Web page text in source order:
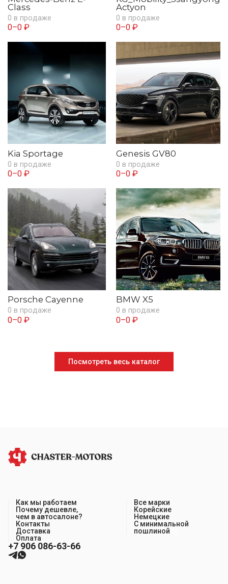
Class
0 в продаже
0–0 ₽
Actyon
0 в продаже
0–0 ₽
Kia Sportage
0 в продаже
0–0 ₽
Genesis GV80
0 в продаже
0–0 ₽
Porsche Cayenne
0 в продаже
0–0 ₽
BMW X5
0 в продаже
0–0 ₽
Посмотреть весь каталог
Как мы работаем
Почему дешевле,
чем в автосалоне?
Контакты
Доставка
Оплата
Все марки
Корейские
Немецкие
С минимальной
пошлиной
+7 906 086-63-66